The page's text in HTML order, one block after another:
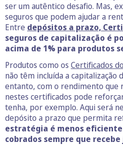
ser um autêntico desafio. Mas,
seguros que podem ajudar a
Entre depósitos a prazo,
seguros de capitalização é
acima de 1% para produtos
Produtos como os Certificados
não têm incluída a capitalização
entanto, com o rendimento que
nestes certificados pode
tenha, por exemplo. Aqui será
depósito a prazo que permita
estratégia é menos
cobrados sempre que recebe